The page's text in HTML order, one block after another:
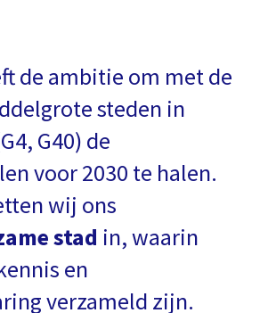
de ambitie om met de
steden in
G40) de
voor 2030 te halen.
wij ons
stad in, waarin
en
verzameld zijn.